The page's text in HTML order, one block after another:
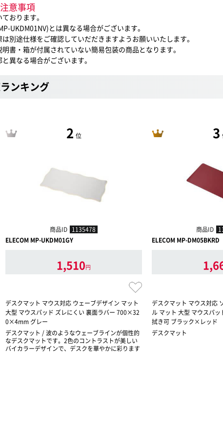
意事項
おります。
UKDM01NV)とは異なる場合がございます。
別途仕様をご確認していだだきますようお願いいたします。
書・箱が付属されていない簡易包装の商品となります。
異なる場合がございます。
ンキング
2 位
商品ID 1135478
ELECOM MP-UKDM01GY
1,510円
デスクマット マウス対応 ウェーブデザイン マット
大型 マウスパッド ズレにくい 裏面ラバー 700×32
0×4mm グレー
デスクマット / 波のようなウェーブラインが個性的
なデスクマットです。2色のコントラストが美しい
バイカラーデザインで、デスクを華やかに彩ります
3
商品ID
ELECOM MP-DM05BKRD
デスクマット マウス対応
ル マット 大型 マウスパ
拭き可 ブラック×レッド
デスクマット